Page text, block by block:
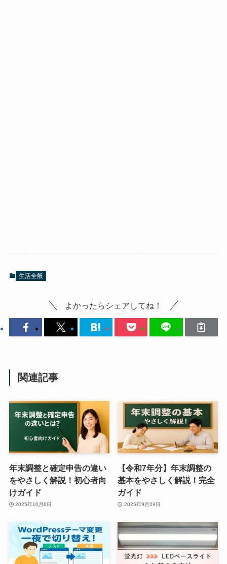
生活全般
よかったらシェアしてね！
関連記事
年末調整と確定申告の違い
をやさしく解説！初心者向
けガイド
2025年10月6日
【令和7年分】年末調整の
基本をやさしく解説！完全
ガイド
2025年9月29日